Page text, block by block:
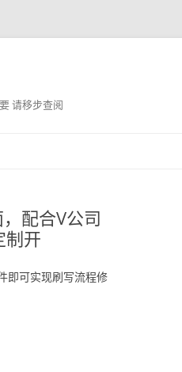
请移步查阅
配合V公司
制开
即可实现刷写流程修